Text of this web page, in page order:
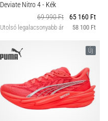
Deviate Nitro 4- Kék
69 990 Ft
65 160 Ft
Utolsó legalacsonyabb ár 58 100 Ft
Új